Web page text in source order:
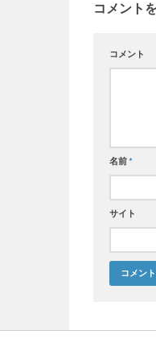
コメント
コメント
名前*
サイト